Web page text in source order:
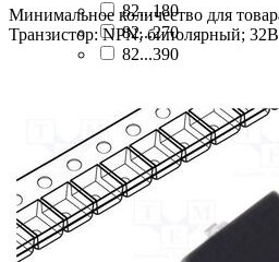
82...180
82...270
82...390
85...170
85...375
90...130
90...160
Минимальное количество для
Транзистор: NPN; биполярный;